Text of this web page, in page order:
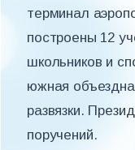
терминал
построены 12
школьников и
южная
развязки.
поручений.